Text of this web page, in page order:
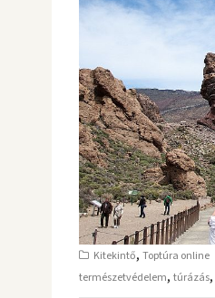
Kitekintő, Toptúra online
természetvédelem, túrázás,